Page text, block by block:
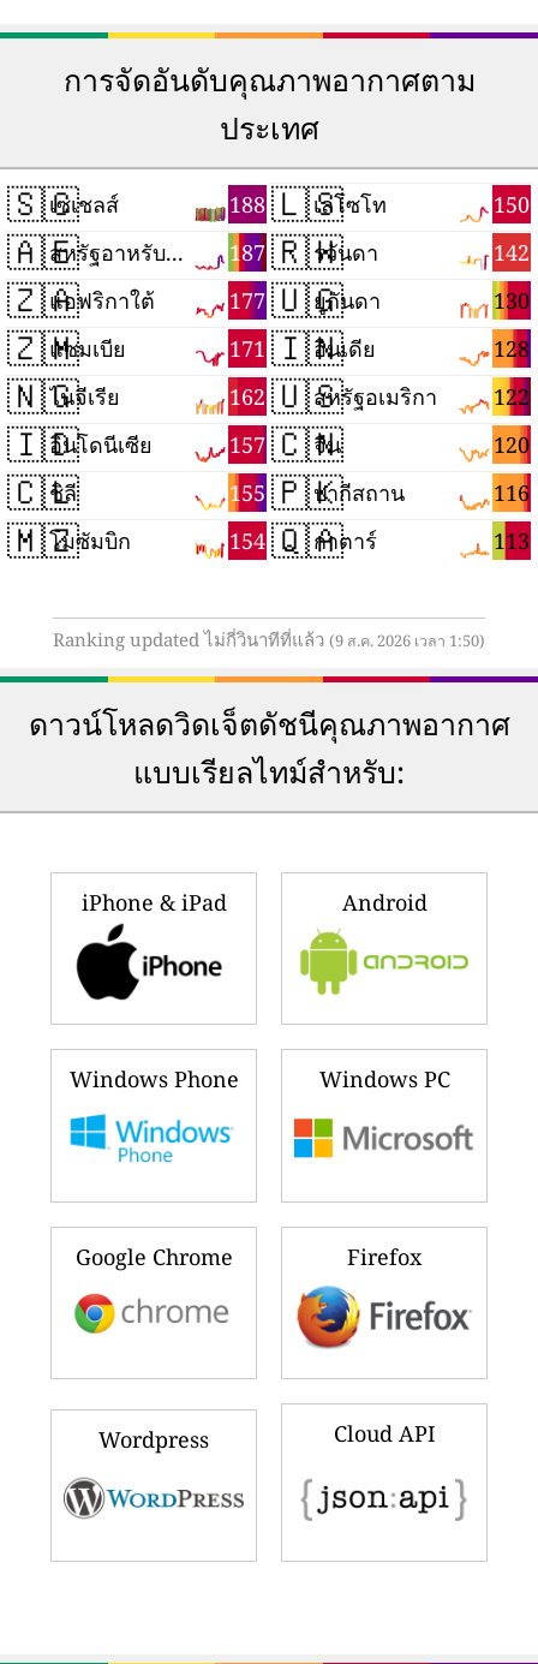
การจัดอันดับคุณภาพอากาศตาม
ประเทศ
🇸🇨 188
เซเชลส์
🇦🇪 187
สหรัฐอาหรับเอมิเรตส์
🇿🇦 177
แอฟริกาใต้
🇿🇲 171
แซมเบีย
🇳🇬 162
ไนจีเรีย
🇮🇩 157
อินโดนีเซีย
🇨🇱 155
ชิลี
🇲🇿 154
โมซัมบิก
🇱🇸 150
เลโซโท
🇷🇼 142
รวันดา
🇺🇬 130
ยูกันดา
🇮🇳 128
อินเดีย
🇺🇸 122
สหรัฐอเมริกา
🇨🇳 120
จีน
🇵🇰 116
ปากีสถาน
🇶🇦 113
กาตาร์
Ranking updated ไม่กี่วินาทีที่แล้ว (9 ส.ค. 2026 เวลา 1:50)
ดาวน์โหลดวิดเจ็ตดัชนีคุณภาพอากาศ
แบบเรียลไทม์สำหรับ:
iPhone & iPad Android
Windows Phone Windows PC
Google Chrome Firefox
Wordpress Cloud API